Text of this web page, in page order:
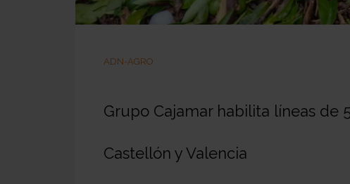
ADN-AGRO
Grupo Cajamar habilita líneas
Castellón y Valencia